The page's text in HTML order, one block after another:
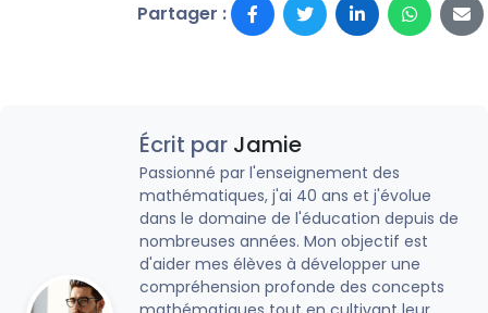
Partager :
Écrit par Jamie
Passionné par l'enseignement des
mathématiques, j'ai 40 ans et j'évolue
dans le domaine de l'éducation depuis de
nombreuses années. Mon objectif est
d'aider mes élèves à développer une
compréhension profonde des concepts